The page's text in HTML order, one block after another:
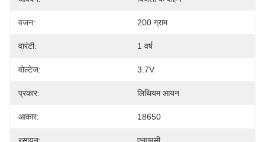
वजन: 200 ग्राम
वारंटी: 1 वर्ष
वोल्टेज: 3.7V
प्रकार: लिथियम आयन
आकार: 18650